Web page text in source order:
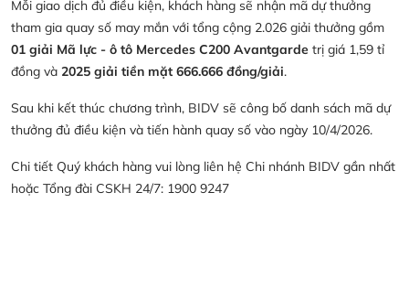
Mỗi giao dịch đủ điều kiện, khách hàng sẽ nhận mã dự thưởng
tham gia quay số may mắn với tổng cộng 2.026 giải thưởng gồm
01 giải Mã lực - ô tô Mercedes C200 Avantgarde trị giá 1,59 tỉ
đồng và 2025 giải tiền mặt 666.666 đồng/giải.
Sau khi kết thúc chương trình, BIDV sẽ công bố danh sách mã dự
thưởng đủ điều kiện và tiến hành quay số vào ngày 10/4/2026.
Chi tiết Quý khách hàng vui lòng liên hệ Chi nhánh BIDV gần nhất
hoặc Tổng đài CSKH 24/7: 1900 9247